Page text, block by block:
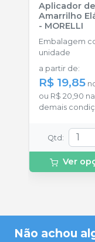
Aplicador de
Amarrilho
- MORELLI
Embalagem
unidade
a partir de:
R$ 19,85
ou R$ 20,90
demais
Qtd :
Ver
Não achou